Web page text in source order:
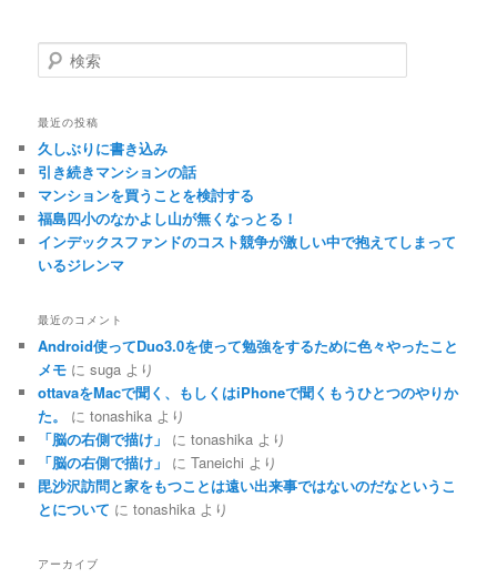
検
索
最近の投稿
久しぶりに書き込み
引き続きマンションの話
マンションを買うことを検討する
福島四小のなかよし山が無くなっとる！
インデックスファンドのコスト競争が激しい中で抱えてしまって
いるジレンマ
最近のコメント
Android使ってDuo3.0を使って勉強をするために色々やったこと
メモ にsuga より
ottavaをMacで聞く、もしくはiPhoneで聞くもうひとつのやりか
た。
にtonashika より
「脳の右側で描け」
にtonashika より
「脳の右側で描け」
にTaneichi より
毘沙沢訪問と家をもつことは遠い出来事ではないのだなというこ
とについて にtonashika より
アーカイブ